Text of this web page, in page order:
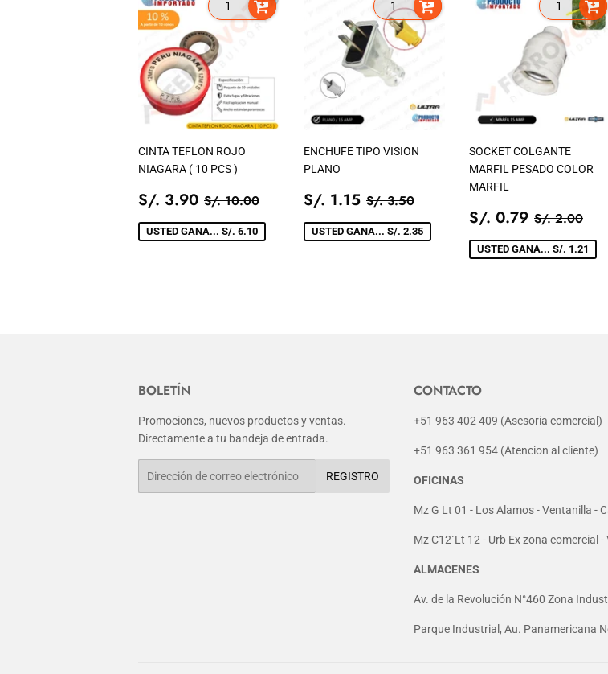
CINTA TEFLON ROJO
NIAGARA ( 10 PCS )
PRECIO
DE
VENTA
S/. 3.90 S/.
3.90
PRECIO TIENDA
S/. 10.00 S/. 10.00
USTED GANA... S/. 6.10
ENCHUFE TIPO VISION
PLANO
PRECIO
DE
VENTA
S/. 1.15 S/.
1.15
PRECIO TIENDA
S/. 3.50 S/. 3.50
USTED GANA... S/. 2.35
SOCKET COLGANTE
MARFIL PESADO COLOR
MARFIL
PRECIO
DE
VENTA
S/. 0.79 S/.
0.79
PRECIO
S/. 2.00
USTED GANA... S/. 1.21
BOLETÍN
Promociones, nuevos productos y ventas.
Directamente a tu bandeja de entrada.
REGISTRO
CONTACTO
+51 963 402 409 (Asesoria comercial)
+51 963 361 954 (Atencion al cliente)
OFICINAS
Mz G Lt 01 - Los Alamos - Ventanilla -
Mz C12´Lt 12 - Urb Ex zona comercial
ALMACENES
Av. de la Revolución N°460 Zona
Parque Industrial, Au. Panamericana